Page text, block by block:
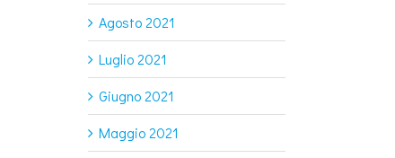
Agosto 2021
Luglio 2021
Giugno 2021
Maggio 2021